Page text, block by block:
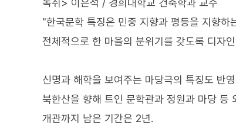
녹취> 이은석 / 경희대학교 건축학과 교수
"한국문학 특징은 민중 지향과 평등을 지향
전체적으로 한 마을의 분위기를 갖도록 디자
신명과 해학을 보여주는 마당극의 특징도 반
북한산을 향해 트인 문학관과 정원과 마당 등
개관까지 남은 기간은 2년.